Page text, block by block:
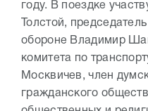
году. В поездке
Толстой,
обороне Владимир
комитета по
Москвичев, член
гражданского